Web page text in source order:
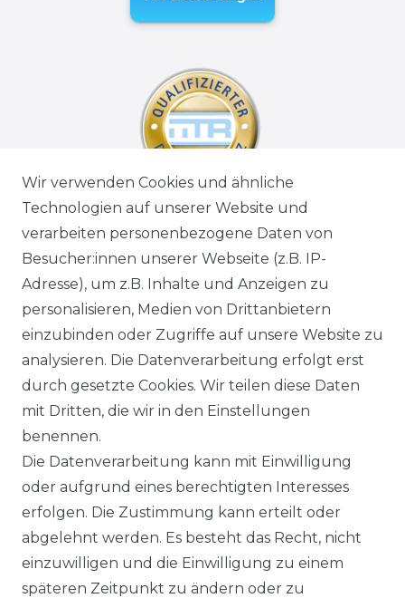
Wir verwenden Cookies und ähnliche
Technologien auf unserer Website und
verarbeiten personenbezogene Daten von
Besucher:innen unserer Webseite (z.B. IP-
Adresse), um z.B. Inhalte und Anzeigen zu
personalisieren, Medien von Drittanbietern
einzubinden oder Zugriffe auf unsere Website zu
analysieren. Die Datenverarbeitung erfolgt erst
durch gesetzte Cookies. Wir teilen diese Daten
mit Dritten, die wir in den Einstellungen
benennen.
Die Datenverarbeitung kann mit Einwilligung
oder aufgrund eines berechtigten Interesses
erfolgen. Die Zustimmung kann erteilt oder
abgelehnt werden. Es besteht das Recht, nicht
einzuwilligen und die Einwilligung zu einem
späteren Zeitpunkt zu ändern oder zu